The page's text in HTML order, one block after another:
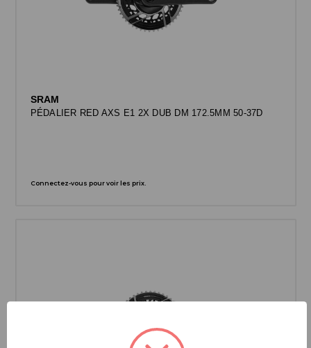
SRAM
PÉDALIER RED AXS E1 2X DUB DM 172.5MM 50-37D
Connectez-vous pour voir les prix.